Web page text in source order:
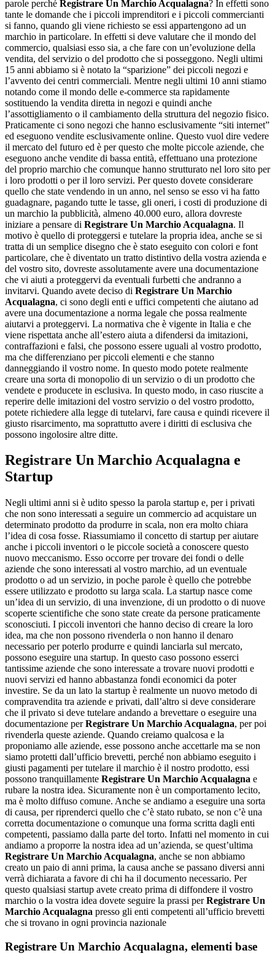
parole perché Registrare Un Marchio Acqualagna? In effetti sono
tante le domande che i piccoli imprenditori e i piccoli commercianti
si fanno, quando gli viene richiesto se essi appartengono ad un
marchio in particolare. In effetti si deve valutare che il mondo del
commercio, qualsiasi esso sia, a che fare con un’evoluzione della
vendita, del servizio o del prodotto che si posseggono. Negli ultimi
15 anni abbiamo si è notato la “sparizione” dei piccoli negozi e
l’avvento dei centri commerciali. Mentre negli ultimi 10 anni stiamo
notando come il mondo delle e-commerce sta rapidamente
sostituendo la vendita diretta in negozi e quindi anche
l’assottigliamento o il cambiamento della struttura del negozio fisico.
Praticamente ci sono negozi che hanno esclusivamente “siti internet”
ed eseguono vendite esclusivamente online. Questo vuol dire vedere
il mercato del futuro ed è per questo che molte piccole aziende, che
eseguono anche vendite di bassa entità, effettuano una protezione
del proprio marchio che comunque hanno strutturato nel loro sito per
i loro prodotti o per il loro servizi. Per questo dovete considerare
quello che state vendendo in un anno, nel senso se esso vi ha fatto
guadagnare, pagando tutte le tasse, gli oneri, i costi di produzione di
un marchio la pubblicità, almeno 40.000 euro, allora dovreste
iniziare a pensare di Registrare Un Marchio Acqualagna. Il
motivo è quello di proteggersi e tutelare la propria idea, anche se si
tratta di un semplice disegno che è stato eseguito con colori e font
particolare, che è diventato un tratto distintivo della vostra azienda e
del vostro sito, dovreste assolutamente avere una documentazione
che vi aiuti a proteggervi da eventuali furbetti che andranno a
invitarvi. Quando avete deciso di Registrare Un Marchio
Acqualagna, ci sono degli enti e uffici competenti che aiutano ad
avere una documentazione a norma legale che possa realmente
aiutarvi a proteggervi. La normativa che è vigente in Italia e che
viene rispettata anche all’estero aiuta a difendersi da imitazioni,
contraffazioni e falsi, che possono essere uguali al vostro prodotto,
ma che differenziano per piccoli elementi e che stanno
danneggiando il vostro nome. In questo modo potete realmente
creare una sorta di monopolio di un servizio o di un prodotto che
vendete e producete in esclusiva. In questo modo, in caso riuscite a
reperire delle imitazioni del vostro servizio o del vostro prodotto,
potete richiedere alla legge di tutelarvi, fare causa e quindi ricevere il
giusto risarcimento, ma soprattutto avere i diritti di esclusiva che
possono ingolosire altre ditte.
Registrare Un Marchio Acqualagna e
Startup
Negli ultimi anni si è udito spesso la parola startup e, per i privati
che non sono interessati a seguire un commercio ad acquistare un
determinato prodotto da produrre in scala, non era molto chiara
l’idea di cosa fosse. Riassumiamo il concetto di startup per aiutare
anche i piccoli inventori o le piccole società a conoscere questo
nuovo meccanismo. Esso occorre per trovare dei fondi o delle
aziende che sono interessati al vostro marchio, ad un eventuale
prodotto o ad un servizio, in poche parole è quello che potrebbe
essere utilizzato e prodotto su larga scala. La startup nasce come
un’idea di un servizio, di una invenzione, di un prodotto o di nuove
scoperte scientifiche che sono state create da persone praticamente
sconosciuti. I piccoli inventori che hanno deciso di creare la loro
idea, ma che non possono rivenderla o non hanno il denaro
necessario per poterlo produrre e quindi lanciarla sul mercato,
possono eseguire una startup. In questo caso possono esserci
tantissime aziende che sono interessate a trovare nuovi prodotti e
nuovi servizi ed hanno abbastanza fondi economici da poter
investire. Se da un lato la startup è realmente un nuovo metodo di
compravendita tra aziende e privati, dall’altro si deve considerare
che il privato si deve tutelare andando a brevettare o eseguire una
documentazione perRegistrare Un Marchio Acqualagna, per poi
rivenderla queste aziende. Quando creiamo qualcosa e la
proponiamo alle aziende, esse possono anche accettarle ma se non
siamo protetti dall’ufficio brevetti, perché non abbiamo eseguito i
giusti pagamenti per tutelare il marchio è il nostro prodotto, essi
possono tranquillamente Registrare Un Marchio Acqualagna e
rubare la nostra idea. Sicuramente non è un comportamento lecito,
ma è molto diffuso comune. Anche se andiamo a eseguire una sorta
di causa, per riprenderci quello che c’è stato rubato, se non c’è una
corretta documentazione o comunque una forma scritta dagli enti
competenti, passiamo dalla parte del torto. Infatti nel momento in cui
andiamo a proporre la nostra idea ad un’azienda, se quest’ultima
Registrare Un Marchio Acqualagna, anche se non abbiamo
creato un paio di anni prima, la causa anche se passano diversi anni
verrà dichiarata a favore di chi ha il documento necessario. Per
questo qualsiasi startup avete creato prima di diffondere il vostro
marchio o la vostra idea dovete seguire la prassi perRegistrare Un
Marchio Acqualagna presso gli enti competenti all’ufficio brevetti
che si trovano in ogni provincia nazionale
Registrare Un Marchio Acqualagna, elementi base